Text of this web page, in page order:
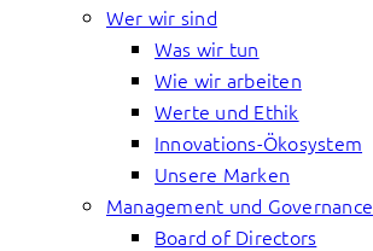
Wer wir sind
Was wir tun
Wie wir arbeiten
Werte und Ethik
Innovations-Ökosystem
Unsere Marken
Management und Governance
Board of Directors